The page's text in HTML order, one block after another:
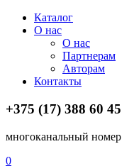
Каталог
О нас
О нас
Партнерам
Авторам
Контакты
+375 (17) 388 60 45
многоканальный номер
0